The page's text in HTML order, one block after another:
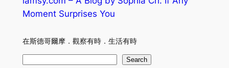
Moment Surprises You
在斯德哥爾摩．觀察有時．生活有時
Search